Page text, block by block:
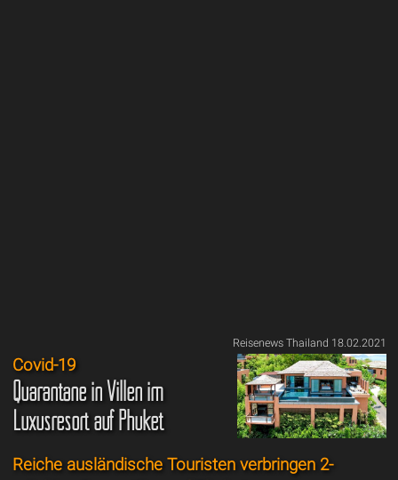
Reisenews Thailand 18.02.2021
Covid-19
Quarantäne in Villen im
Luxusresort auf Phuket
Reiche ausländische Touristen verbringen 2-